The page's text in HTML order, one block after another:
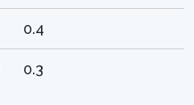
0.4
0.3